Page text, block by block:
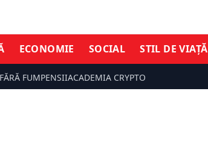
ECONOMIE SOCIAL STIL DE VIAȚĂ
FUMPENSIIACADEMIA CRYPTO